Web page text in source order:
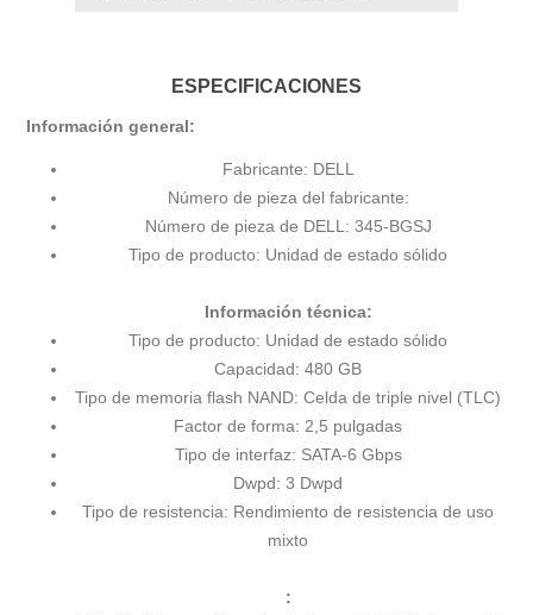
ESPECIFICACIONES
Información general:
Fabricante: DELL
Número de pieza del fabricante:
Número de pieza de DELL: 345-BGSJ
Tipo de producto: Unidad de estado sólido
Información técnica:
Tipo de producto: Unidad de estado sólido
Capacidad: 480 GB
Tipo de memoria flash NAND: Celda de triple nivel (TLC)
Factor de forma: 2,5 pulgadas
Tipo de interfaz: SATA-6 Gbps
Dwpd: 3 Dwpd
Tipo de resistencia: Rendimiento de resistencia de uso
mixto
: